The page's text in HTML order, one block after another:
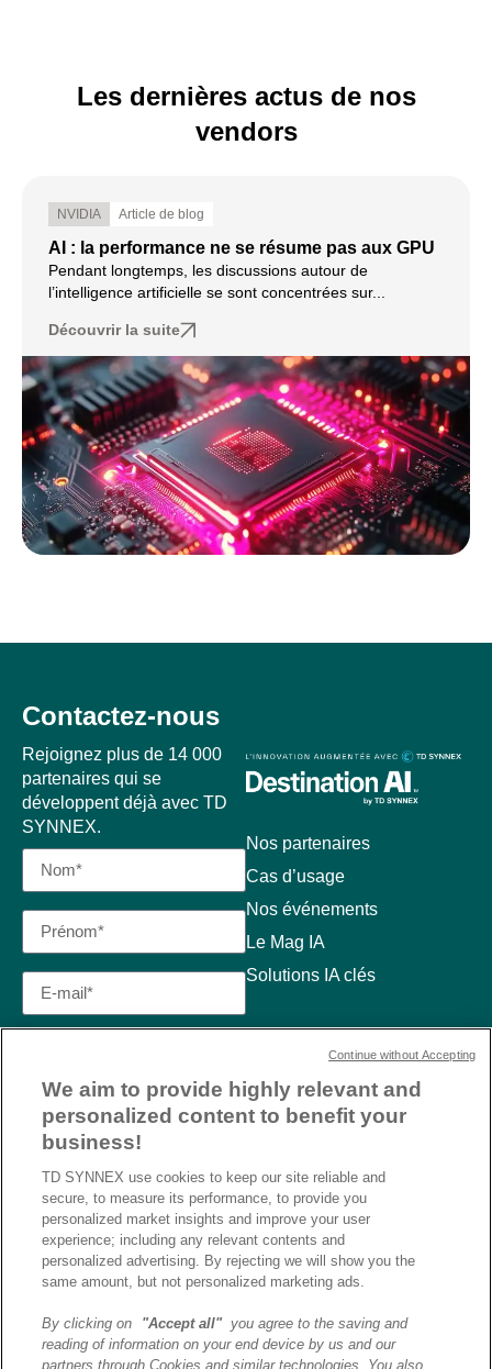
Les dernières actus de nos
vendors
NVIDIA Article de blog
AI : la performance ne se résume pas aux GPU
Pendant longtemps, les discussions autour de
l’intelligence artificielle se sont concentrées sur...
Découvrir la suite
Nos partenaires
Cas d’usage
Nos événements
Le Mag IA
Solutions IA clés
Contactez-nous
Rejoignez plus de 14 000
partenaires qui se
développent déjà avec TD
SYNNEX.
J’ai lu et j’accepte la
We aim to provide highly relevant and
personalized content to benefit your
business!
TD SYNNEX use cookies to keep our site reliable and
secure, to measure its performance, to provide you
personalized market insights and improve your user
experience; including any relevant contents and
personalized advertising. By rejecting we will show you the
same amount, but not personalized marketing ads.
By clicking on "Accept all"you agree to the saving and
reading of information on your end device by us and our
partners through Cookies and similar technologies. You also
Continue without Accepting